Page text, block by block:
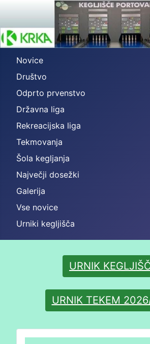
Novice
Društvo
Odprto prvenstvo
Državna liga
Rekreacijska liga
Tekmovanja
Šola kegljanja
Največji dosežki
Galerija
Vse novice
Urniki kegljišča
URNIK
URNIK TEKEM